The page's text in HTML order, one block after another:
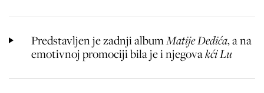
Predstavljen je zadnji albumMatije Dedića, a na
emotivnoj promociji bila je i njegovakći Lu